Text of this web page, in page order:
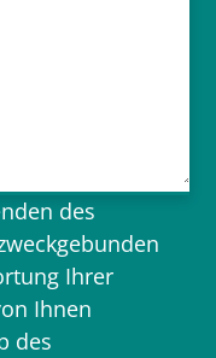
des
Ihrer
Ihnen
des